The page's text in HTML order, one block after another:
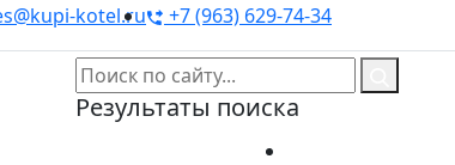
kotel.ru +7 (963) 629-74-34
Результаты поиска